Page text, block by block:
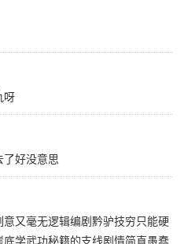
呀
好没意思
又毫无逻辑编剧黔驴技穷只能硬
学武功秘籍的支线剧情简直愚蠢